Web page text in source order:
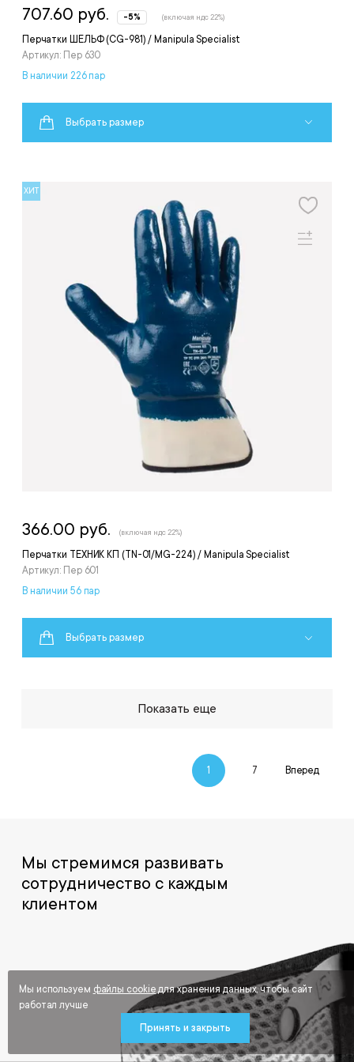
Перчатки ШЕЛЬФ (CG-981) / Manipula Specialist
Артикул: Пер 630
707.60 руб. -5% (включая ндс 22%)
В наличии 226 пар
Выбрать размер
ХИТ
Перчатки ТЕХНИК КП (TN-01/MG-224) / Manipula Specialist
Артикул: Пер 601
366.00 руб. (включая ндс 22%)
В наличии 56 пар
Выбрать размер
Показать еще
1 7 Вперед
Мы стремимся развивать
сотрудничество с каждым
клиентом
Мы используем файлы cookie для хранения данных, чтобы сайт
работал лучше
Принять и закрыть